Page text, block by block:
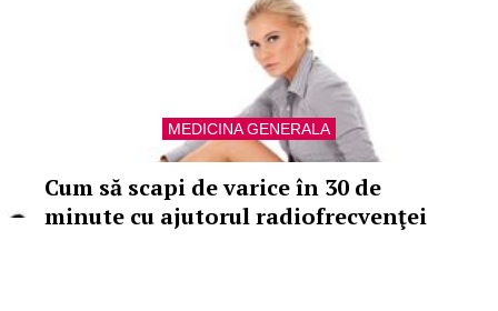
MEDICINA GENERALA
Cum să scapi de varice în 30 de
minute cu ajutorul radiofrecvenţei